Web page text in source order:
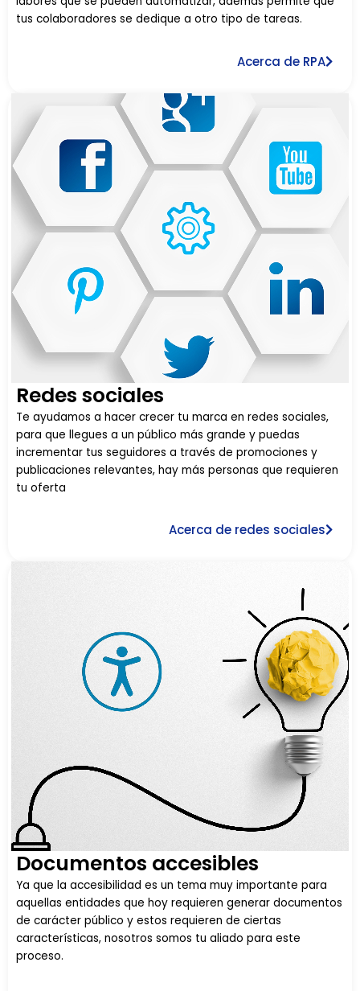
tus colaboradores se dedique a otro tipo de tareas.
Acerca de RPA
Redes sociales
Te ayudamos a hacer crecer tu marca en redes sociales,
para que llegues a un público más grande y puedas
incrementar tus seguidores a través de promociones y
publicaciones relevantes, hay más personas que requieren
tu oferta
Acerca de redes sociales
Documentos accesibles
Ya que la accesibilidad es un tema muy importante para
aquellas entidades que hoy requieren generar documentos
de carácter público y estos requieren de ciertas
características, nosotros somos tu aliado para este
proceso.